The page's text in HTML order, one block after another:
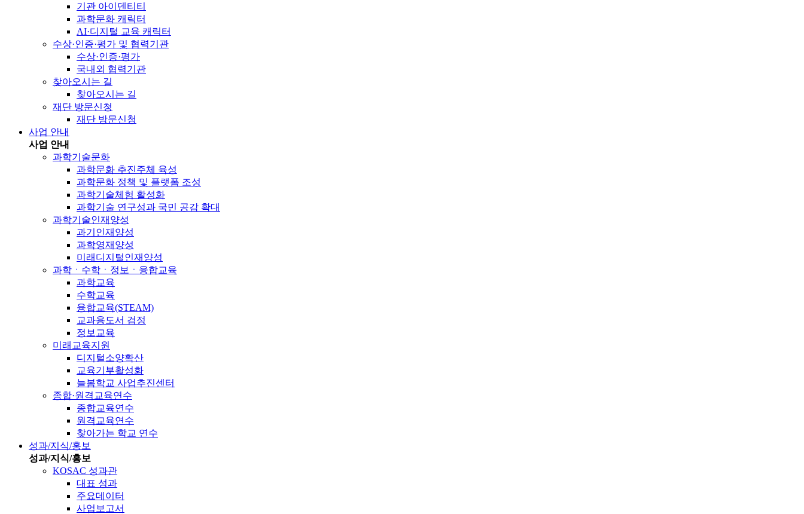
기관 아이덴티티
과학문화 캐릭터
AI·디지털 교육 캐릭터
수상·인증·평가 및 협력기관
수상·인증·평가
국내외 협력기관
찾아오시는 길
찾아오시는 길
재단 방문신청
재단 방문신청
사업 안내
사업 안내
과학기술문화
과학문화 추진주체 육성
과학문화 정책 및 플랫폼 조성
과학기술체험 활성화
과학기술 연구성과 국민 공감 확대
과학기술인재양성
과기인재양성
과학영재양성
미래디지털인재양성
과학ㆍ수학ㆍ정보ㆍ융합교육
과학교육
수학교육
융합교육(STEAM)
교과용도서 검정
정보교육
미래교육지원
디지털소양확산
교육기부활성화
늘봄학교 사업추진센터
종합·원격교육연수
종합교육연수
원격교육연수
찾아가는 학교 연수
성과/지식/홍보
성과/지식/홍보
KOSAC 성과관
대표 성과
주요데이터
사업보고서